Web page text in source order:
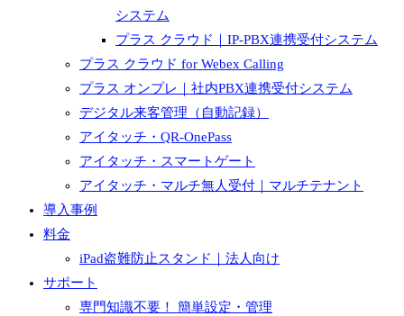
システム
プラス クラウド｜IP-PBX連携受付システム
プラス クラウド for Webex Calling
プラス オンプレ｜社内PBX連携受付システム
デジタル来客管理（自動記録）
アイタッチ・QR-OnePass
アイタッチ・スマートゲート
アイタッチ・マルチ無人受付｜マルチテナント
導入事例
料金
iPad盗難防止スタンド｜法人向け
サポート
専門知識不要！ 簡単設定・管理